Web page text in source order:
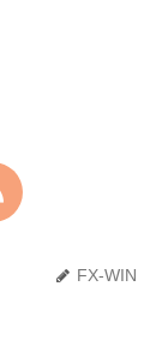
FX-WIN